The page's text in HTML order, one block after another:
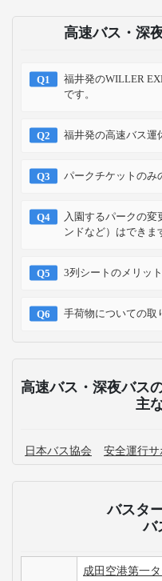
高速バス・深
福井発のWILLER
です。
福井発の高速バス運
パークチケットのみ
入園するパークの変
ンドなど）はできま
3列シートのメリッ
手荷物についての取
高速バス・深夜バス
主
日本バス協会 安全運行
バスタ
バ
成田空港第一